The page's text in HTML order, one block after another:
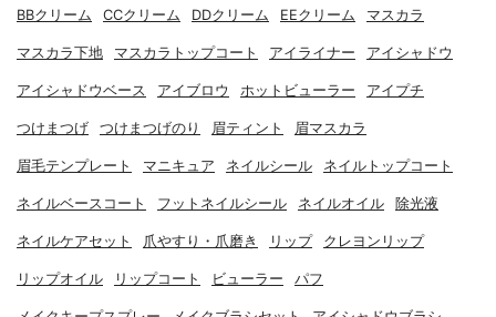
BBクリーム CCクリーム DDクリーム EEクリーム マスカラ
マスカラ下地 マスカラトップコート アイライナー アイシャドウ
アイシャドウベース アイブロウ ホットビューラー アイプチ
つけまつげ つけまつげのり 眉ティント 眉マスカラ
眉毛テンプレート マニキュア ネイルシール ネイルトップコート
ネイルベースコート フットネイルシール ネイルオイル 除光液
ネイルケアセット 爪やすり・爪磨き リップ クレヨンリップ
リップオイル リップコート ビューラー パフ